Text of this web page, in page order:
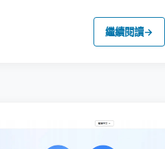
繼續閱讀→